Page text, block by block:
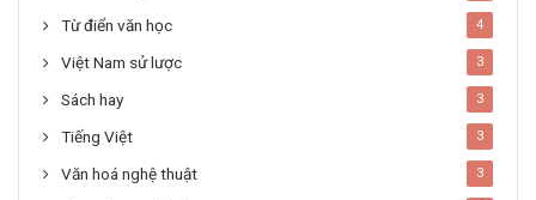
Từ điển văn học 4
Việt Nam sử lược 3
Sách hay 3
Tiếng Việt 3
Văn hoá nghệ thuật 3